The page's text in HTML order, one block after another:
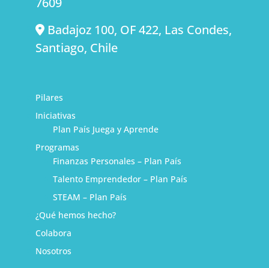
Badajoz 100, OF 422, Las Condes,
Santiago, Chile
Pilares
Iniciativas
Plan País Juega y Aprende
Programas
Finanzas Personales – Plan País
Talento Emprendedor – Plan País
STEAM – Plan País
¿Qué hemos hecho?
Colabora
Nosotros